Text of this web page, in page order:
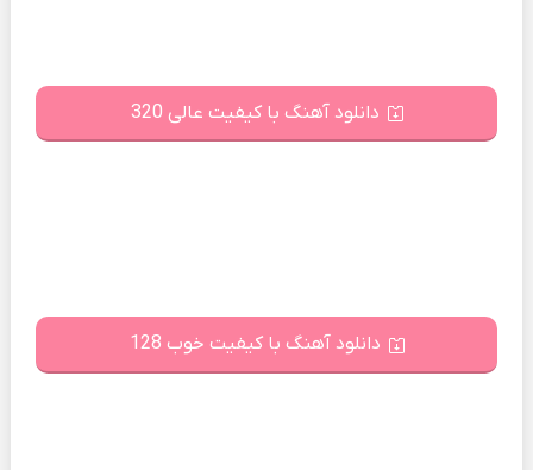
دانلود آهنگ با کیفیت عالی 320
دانلود آهنگ با کیفیت خوب 128